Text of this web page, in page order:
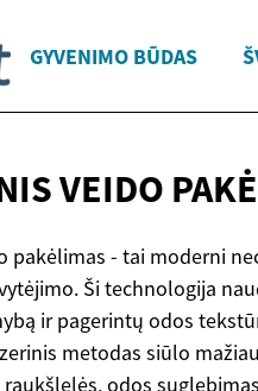
GYVENIMO BŪDAS
VEIDO
pakėlimas - tai moderni
Ši technologija
ir pagerintų odos
metodas siūlo
odos